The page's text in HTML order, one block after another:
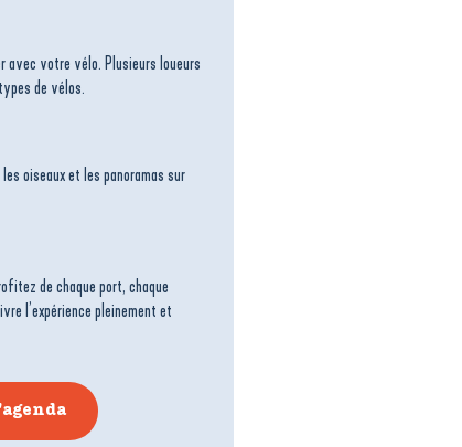
avec votre vélo. Plusieurs loueurs
de vélos.
oiseaux et les panoramas sur
de chaque port, chaque
l’expérience pleinement et